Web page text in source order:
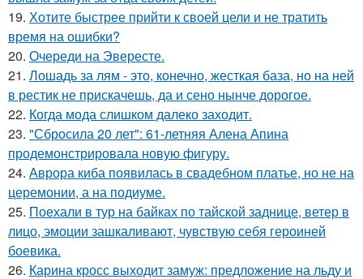
19. Хотите быстрее прийти к своей цели и не тратить
время на ошибки?
20. Очереди на Эвересте.
21. Лошадь за лям - это, конечно, жесткая база, но на ней
в рестик не прискачешь, да и сено нынче дорогое.
22. Когда мода слишком далеко заходит.
23. "Сбросила 20 лет": 61-летняя Алена Апина
продемонстрировала новую фигуру.
24. Аврора киба появилась в свадебном платье, но не на
церемонии, а на подиуме.
25. Поехали в тур на байках по тайской заднице, ветер в
лицо, эмоции зашкаливают, чувствую себя героиней
боевика.
26. Карина кросс выходит замуж: предложение на льду и